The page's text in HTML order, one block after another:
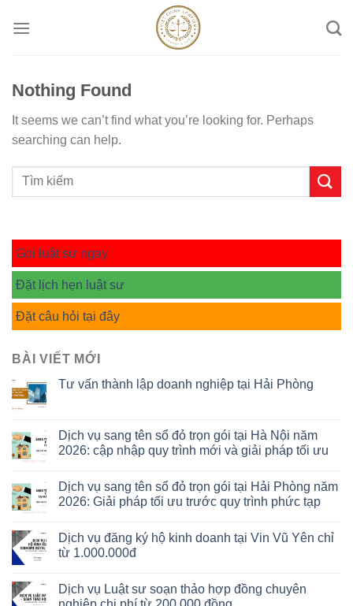
Nothing Found
It seems we can’t find what you’re looking for. Perhaps
searching can help.
Gọi luật sư ngay
Đặt lịch hẹn luật sư
Đặt câu hỏi tại đây
BÀI VIẾT MỚI
Tư vấn thành lập doanh nghiệp tại Hải Phòng
Dịch vụ sang tên sổ đỏ trọn gói tại Hà Nội năm
2026: cập nhập quy trình mới và giải pháp tối ưu
Dịch vụ sang tên sổ đỏ trọn gói tại Hải Phòng năm
2026: Giải pháp tối ưu trước quy trình phức tạp
Dịch vụ đăng ký hộ kinh doanh tại Vin Vũ Yên chỉ
từ 1.000.000đ
Dịch vụ Luật sư soạn thảo hợp đồng chuyên